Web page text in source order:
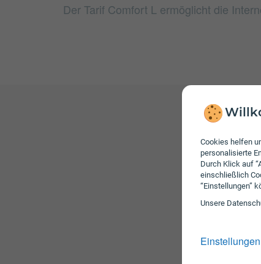
Cookies helfen
personalisierte
Durch Klick auf
einschließlich
“Einstellungen”
Unsere
Einstellungen
Der Tarif Comfort L ermöglicht die